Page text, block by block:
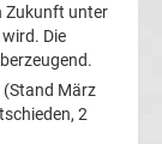
Zukunft unter
Die
(Stand März
2